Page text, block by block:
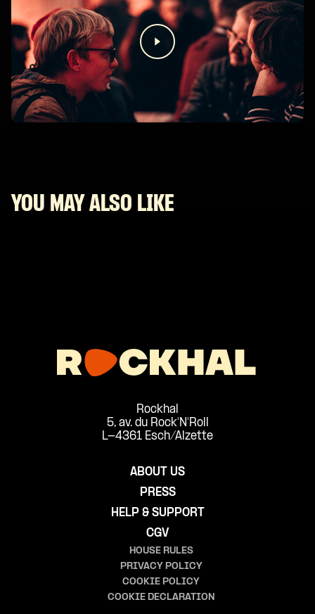
YOU MAY ALSO LIKE
Rockhal
5, av. du Rock'N'Roll
L-4361 Esch/Alzette
ABOUT US
PRESS
HELP & SUPPORT
CGV
HOUSE RULES
PRIVACY POLICY
COOKIE POLICY
COOKIE DECLARATION